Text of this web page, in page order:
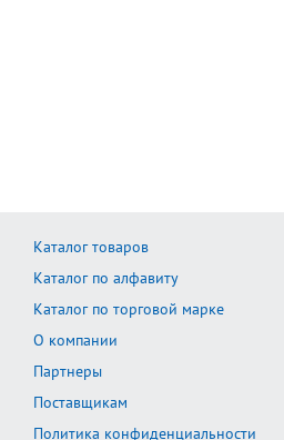
Каталог товаров
Каталог по алфавиту
Каталог по торговой марке
О компании
Партнеры
Поставщикам
Политика конфиденциальности